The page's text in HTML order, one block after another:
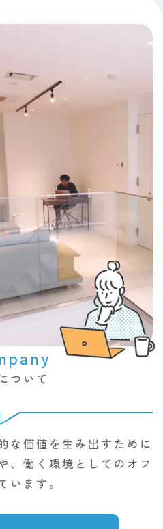
ついて
な価値を生み出すために
、働く環境としてのオフ
います。